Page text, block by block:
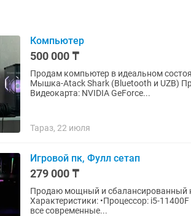
Компьютер
500 000 ₸
Продам компьютер в идеальном
Мышка-Atack Shark (Bluetooth и UZB) Процессор: Intel Core i5-12400F (12-е поколение) •
Видеокарта: NVIDIA GeForce...
Тараз, 22 июля
Игровой пк, Фулл сетап
279 000 ₸
Продаю мощный и сбалансированный
Характеристики: •Процессор: i5-
все современные...